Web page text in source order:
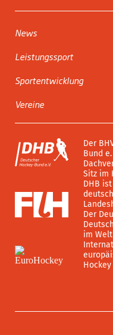
News
Leistungssport
Sportentwicklung
Vereine
Der
Bund
Sitz im
DHB
Der
im